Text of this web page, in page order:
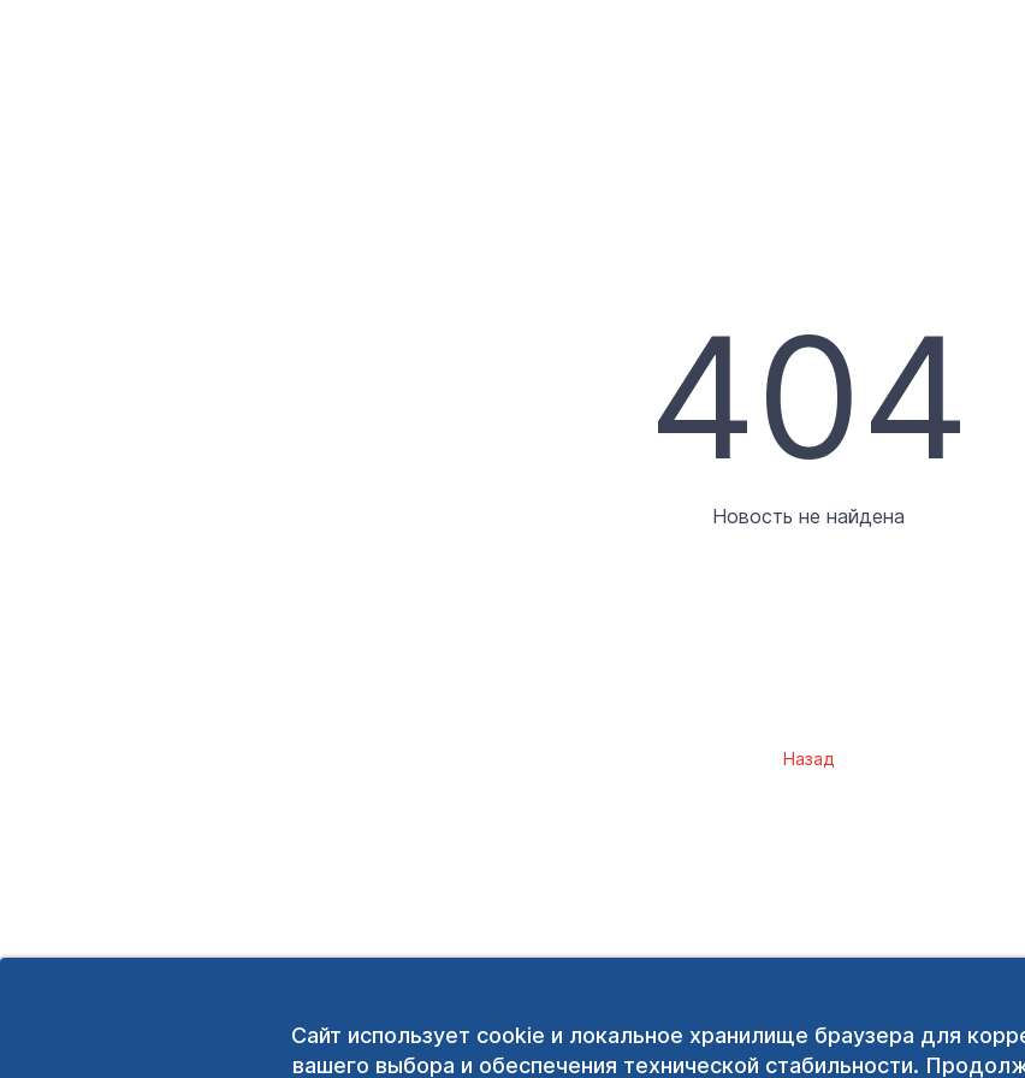
Сайт использует cookie и локальное хранилище браузера для
вашего выбора и обеспечения технической стабильности.
404
Новость не найдена
Назад